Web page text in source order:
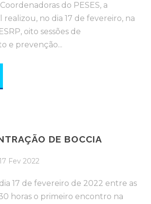
do PESES, a
realizou, no dia 17 de fevereiro, na
oito sessões de
e prevenção...
DE BOCCIA
Fev 2022
17 de fevereiro de 2022 entre as
horas o primeiro encontro na